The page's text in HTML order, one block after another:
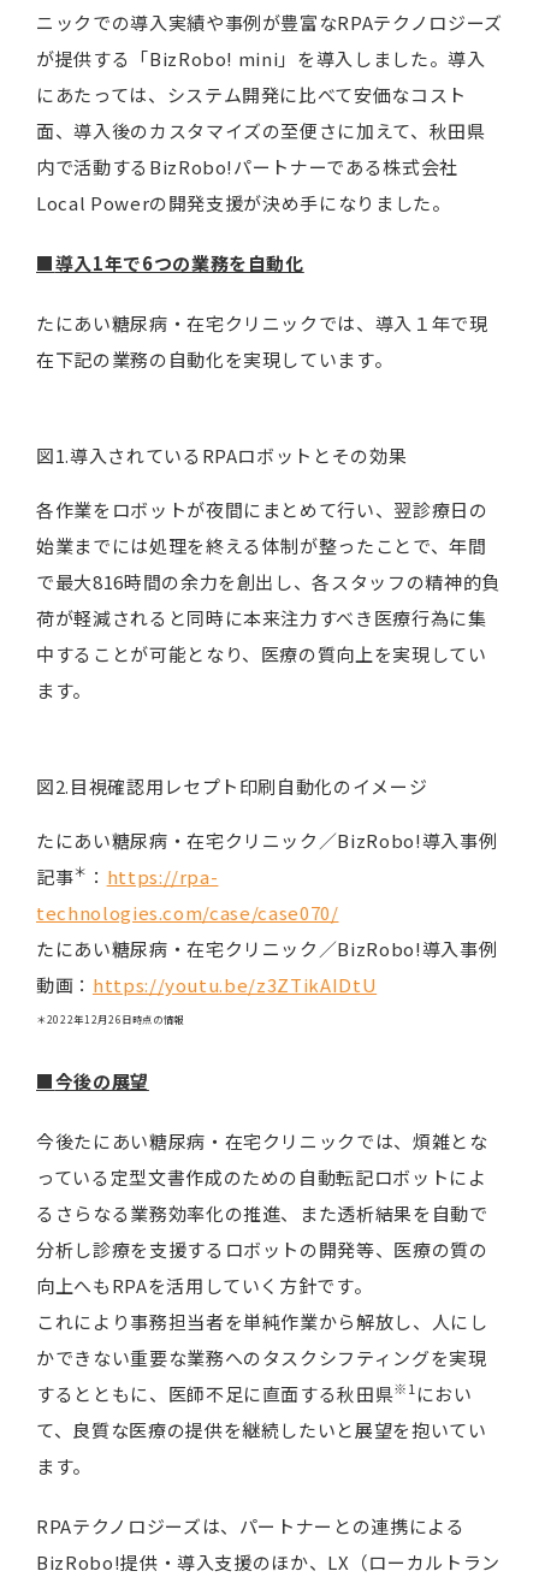
ニックでの導入実績や事例が豊富なRPAテクノロジーズ
が提供する「BizRobo! mini」を導入しました。導入
にあたっては、システム開発に比べて安価なコスト
面、導入後のカスタマイズの至便さに加えて、秋田県
内で活動するBizRobo!パートナーである株式会社
Local Powerの開発支援が決め手になりました。
■導入1年で6つの業務を自動化
たにあい糖尿病・在宅クリニックでは、導入１年で現
在下記の業務の自動化を実現しています。
図1.導入されているRPAロボットとその効果
各作業をロボットが夜間にまとめて行い、翌診療日の
始業までには処理を終える体制が整ったことで、年間
で最大816時間の余力を創出し、各スタッフの精神的負
荷が軽減されると同時に本来注力すべき医療行為に集
中することが可能となり、医療の質向上を実現してい
ます。
図2.目視確認用レセプト印刷自動化のイメージ
たにあい糖尿病・在宅クリニック／BizRobo!導入事例
記事＊ ： https://rpa-
technologies.com/case/case070/
たにあい糖尿病・在宅クリニック／BizRobo!導入事例
動画： https://youtu.be/z3ZTikAIDtU
＊2022年12月26日時点の情報
■今後の展望
今後たにあい糖尿病・在宅クリニックでは、煩雑とな
っている定型文書作成のための自動転記ロボットによ
るさらなる業務効率化の推進、また透析結果を自動で
分析し診療を支援するロボットの開発等、医療の質の
向上へもRPAを活用していく方針です。
これにより事務担当者を単純作業から解放し、人にし
かできない重要な業務へのタスクシフティングを実現
するとともに、医師不足に直面する秋田県※1におい
て、良質な医療の提供を継続したいと展望を抱いてい
ます。
RPAテクノロジーズは、パートナーとの連携による
BizRobo!提供・導入支援のほか、LX（ローカルトラン